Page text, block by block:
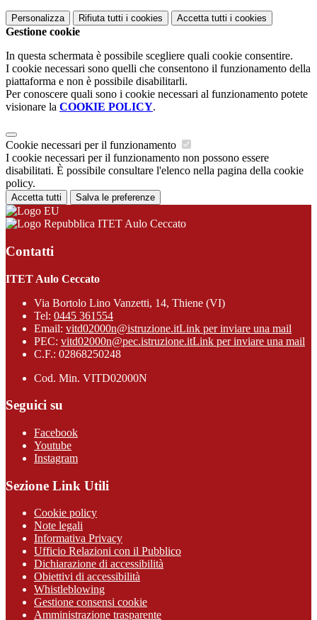
Personalizza Rifiuta tutti i cookies Accetta tutti i cookies
Gestione cookie
In questa schermata è possibile scegliere quali cookie consentire.
I cookie necessari sono quelli che consentono il funzionamento della
piattaforma e non è possibile disabilitarli.
Per conoscere quali sono i cookie necessari al funzionamento potete
visionare la COOKIE POLICY.
Cookie necessari per il funzionamento
I cookie necessari per il funzionamento non possono essere
disabilitati. È possibile consultare l'elenco nella pagina della cookie
policy.
Accetta tutti Salva le preferenze
ITET Aulo Ceccato
Contatti
ITET Aulo Ceccato
Via Bortolo Lino Vanzetti, 14, Thiene (VI)
Tel: 0445 361554
Email: vitd02000n@istruzione.itLink per inviare una mail
PEC: vitd02000n@pec.istruzione.itLink per inviare una mail
C.F.: 02868250248
Cod. Min. VITD02000N
Seguici su
Facebook
Youtube
Instagram
Sezione Link Utili
Cookie policy
Note legali
Informativa Privacy
Ufficio Relazioni con il Pubblico
Dichiarazione di accessibilità
Obiettivi di accessibilità
Whistleblowing
Gestione consensi cookie
Amministrazione trasparente